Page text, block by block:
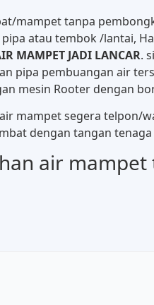
mampet tanpa
atau tembok /lantai,
MAMPET JADI LANCAR.
pipa pembuangan air
mesin Rooter dengan
mampet segera telpon/
dengan tangan
air